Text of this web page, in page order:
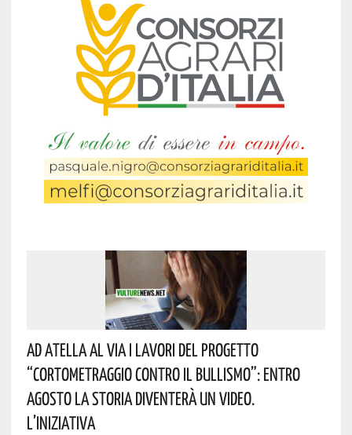
Ad Atella Al Via I Lavori Del Progetto
“Cortometraggio Contro Il Bullismo”: Entro
Agosto La Storia Diventerà Un Video.
L’iniziativa